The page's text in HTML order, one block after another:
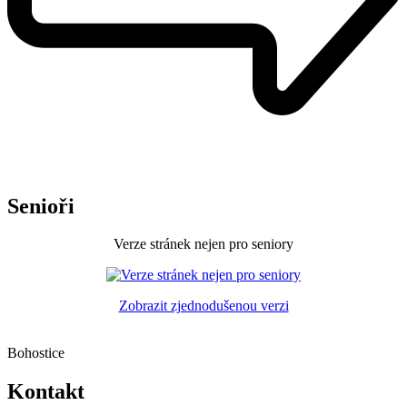
Senioři
Verze stránek nejen pro seniory
Zobrazit zjednodušenou verzi
Bohostice
Kontakt